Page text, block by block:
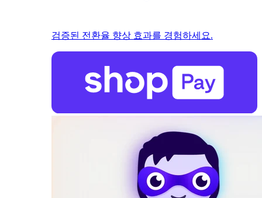
검증된 전환율 향상 효과를 경험하세요.